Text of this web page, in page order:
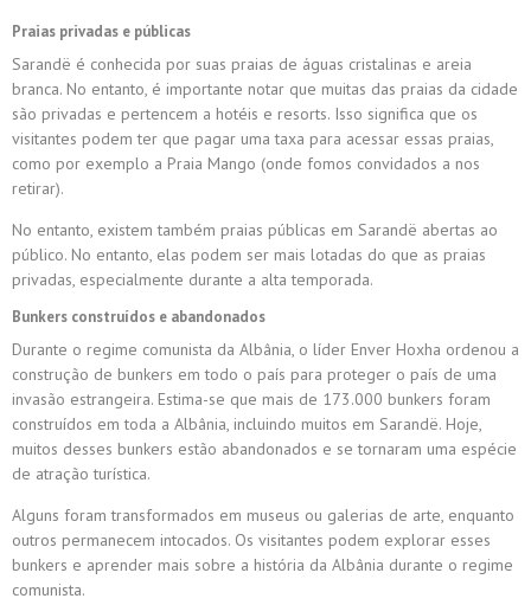
Praias privadas e públicas
Sarandë é conhecida por suas praias de águas cristalinas e areia
branca. No entanto, é importante notar que muitas das praias da cidade
são privadas e pertencem a hotéis e resorts. Isso significa que os
visitantes podem ter que pagar uma taxa para acessar essas praias,
como por exemplo a Praia Mango (onde fomos convidados a nos
retirar).
No entanto, existem também praias públicas em Sarandë abertas ao
público. No entanto, elas podem ser mais lotadas do que as praias
privadas, especialmente durante a alta temporada.
Bunkers construídos e abandonados
Durante o regime comunista da Albânia, o líder Enver Hoxha ordenou a
construção de bunkers em todo o país para proteger o país de uma
invasão estrangeira. Estima-se que mais de 173.000 bunkers foram
construídos em toda a Albânia, incluindo muitos em Sarandë. Hoje,
muitos desses bunkers estão abandonados e se tornaram uma espécie
de atração turística.
Alguns foram transformados em museus ou galerias de arte, enquanto
outros permanecem intocados. Os visitantes podem explorar esses
bunkers e aprender mais sobre a história da Albânia durante o regime
comunista.